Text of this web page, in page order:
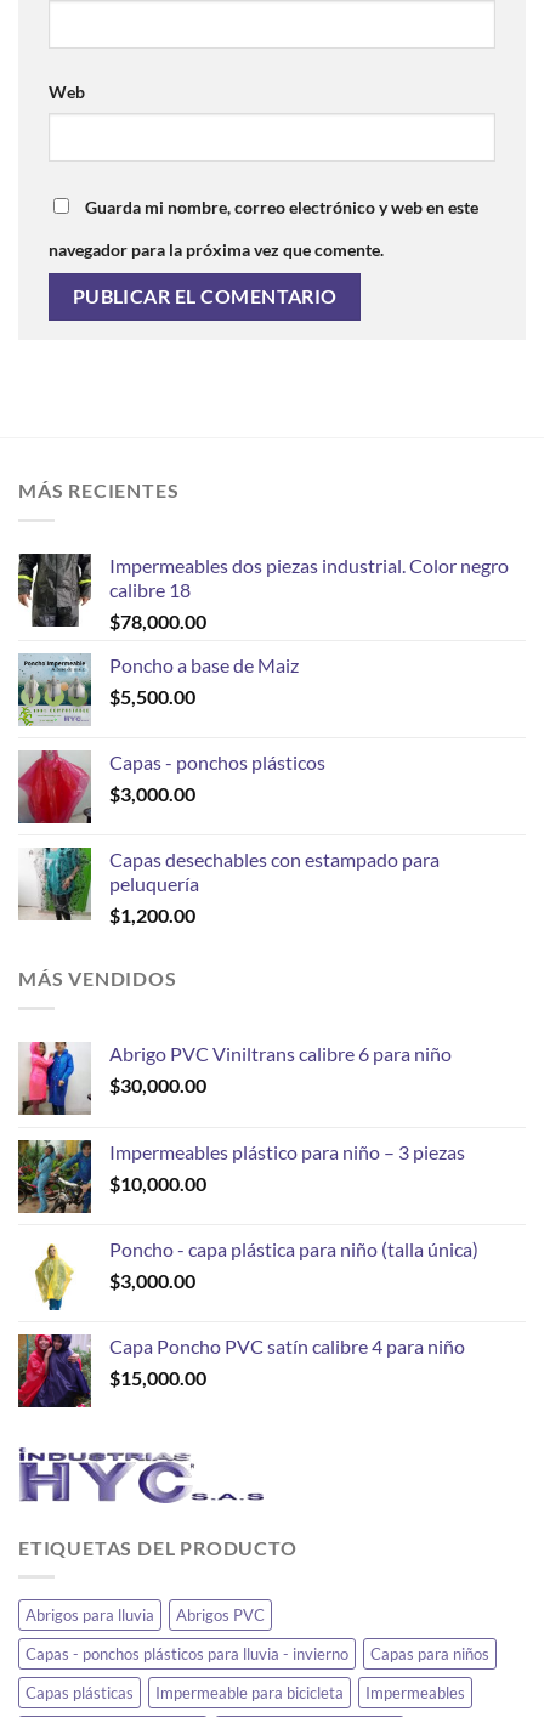
Web
Guarda mi nombre, correo electrónico y web en este
navegador para la próxima vez que comente.
MÁS RECIENTES
Impermeables dos piezas industrial. Color negro
calibre 18
$78,000.00
Poncho a base de Maiz
$5,500.00
Capas - ponchos plásticos
$3,000.00
Capas desechables con estampado para
peluquería
$1,200.00
MÁS VENDIDOS
Abrigo PVC Viniltrans calibre 6 para niño
$30,000.00
Impermeables plástico para niño – 3 piezas
$10,000.00
Poncho - capa plástica para niño (talla única)
$3,000.00
Capa Poncho PVC satín calibre 4 para niño
$15,000.00
ETIQUETAS DEL PRODUCTO
Abrigos para lluvia
Abrigos PVC
Capas - ponchos plásticos para lluvia - invierno
Capas para niños
Capas plásticas
Impermeable para bicicleta Impermeables